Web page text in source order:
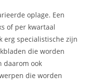
oplage. Een
of per kwartaal
erg specialistische zijn
die worden
daarom ook
die worden